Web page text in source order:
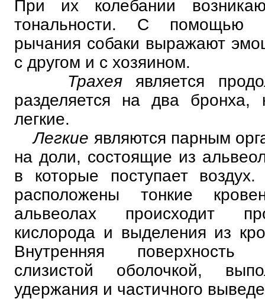
При их колебании
тональности. С помощью
рычания собаки выражают
с другом и с хозяином.
Трахея является
разделяется на два бронха,
легкие.
Легкие являются парным
на доли, состоящие из
в которые поступает
расположены тонкие
альвеолах происходит
кислорода и выделения из
Внутренняя
слизистой оболочкой,
удержания и частичного